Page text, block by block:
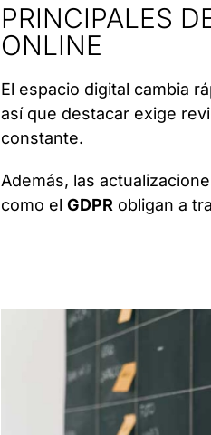
PRINCIPALES
ONLINE
El espacio digital cambia
así que destacar exige
constante.
Además, las
como el GDPR obligan a